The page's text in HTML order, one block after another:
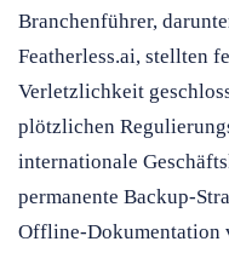
Branchenführer,
Featherless.ai, stellten
Verletzlichkeit
plötzlichen
internationale
permanente Backup-
Offline-Dokumentation